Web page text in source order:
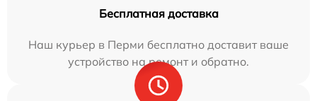
Бесплатная доставка
Наш курьер в Перми бесплатно доставит ваше
устройство на ремонт и обратно.